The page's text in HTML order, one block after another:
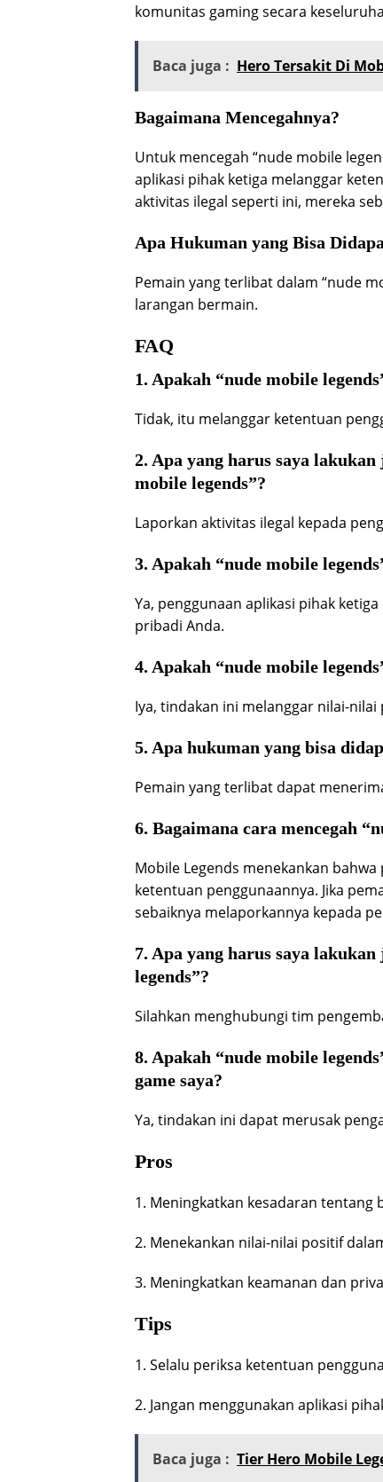
komunitas gaming secara
Baca juga : Hero Tersakit Di
Bagaimana Mencegahnya?
Untuk mencegah “nude mobile
aplikasi pihak ketiga melanggar
aktivitas ilegal seperti ini, mereka
Apa Hukuman yang Bisa
Pemain yang terlibat dalam “nude
larangan bermain.
FAQ
1. Apakah “nude mobile
Tidak, itu melanggar ketentuan
2. Apa yang harus saya
mobile legends”?
Laporkan aktivitas ilegal kepada
3. Apakah “nude mobile
Ya, penggunaan aplikasi pihak
pribadi Anda.
4. Apakah “nude mobile
Iya, tindakan ini melanggar nilai-
5. Apa hukuman yang bisa
Pemain yang terlibat dapat
6. Bagaimana cara mencegah
Mobile Legends menekankan
ketentuan penggunaannya. Jika
sebaiknya melaporkannya kepada
7. Apa yang harus saya
legends”?
Silahkan menghubungi tim
8. Apakah “nude mobile
game saya?
Ya, tindakan ini dapat merusak
Pros
1. Meningkatkan kesadaran tentang
2. Menekankan nilai-nilai positif
3. Meningkatkan keamanan dan
Tips
1. Selalu periksa ketentuan
2. Jangan menggunakan aplikasi
Baca juga : Tier Hero Mobile